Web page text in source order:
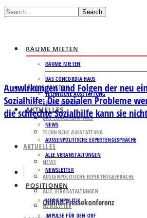
Search
RÄUME MIETEN
RÄUME MIETEN
DAS CONCORDIA HAUS
TECHNISCHE AUSSTATTUNG
AKTUELLES
NEWS
AUSSENPOLITISCHE EXPERTENGESPRÄCHE
ALLE VERANSTALTUNGEN
NEWSLETTER
POSITIONEN
MEDIENPOLITIK
IMPULSE FÜR DEN ORF
RÄUME MIETEN
RÄUME MIETEN
DAS CONCORDIA HAUS
TECHNISCHE AUSSTATTUNG
AKTUELLES
NEWS
AUSSENPOLITISCHE EXPERTENGESPRÄCHE
ALLE VERANSTALTUNGEN
NEWSLETTER
Auswirkungen und Folgen der neu
Sozialhilfe: Die sozialen Probleme
die schlechte Sozialhilfe kann sie
Online-Pressekonferenz